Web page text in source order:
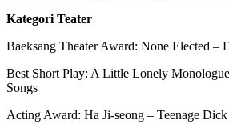
Kategori Teater
Baeksang Theater Award: None Elected –
Best Short Play: A Little Lonely
Songs
Acting Award: Ha Ji-seong – Teenage Dick